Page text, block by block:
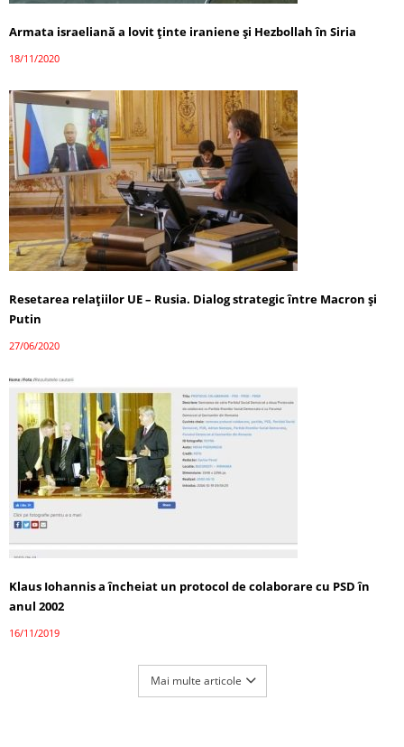
Armata israeliană a lovit ținte iraniene și Hezbollah în Siria
18/11/2020
Resetarea relațiilor UE – Rusia. Dialog strategic între Macron și
Putin
27/06/2020
Klaus Iohannis a încheiat un protocol de colaborare cu PSD în
anul 2002
16/11/2019
Mai multe articole